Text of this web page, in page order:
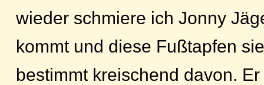
wieder schmiere ich Jonny
kommt und diese Fußtapfen
bestimmt kreischend davon.